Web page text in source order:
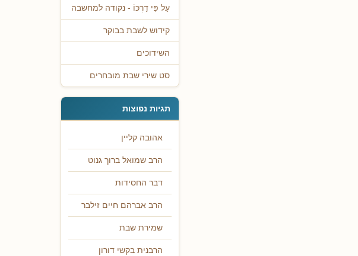
עַל פִּי דַרְכּוֹ - נקודה למחשבה
קידוש לשבת בבוקר
השידוכים
סט שירי שבת מובחרים
תגיות נפוצות
אהובה קליין
הרב שמואל ברוך גנוט
דבר החסידות
הרב אברהם חיים זילבר
שמירת שבת
הרבנית בקשי דורון